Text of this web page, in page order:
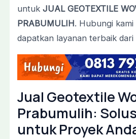
untuk JUAL GEOTEXTILE
PRABUMULIH. Hubungi kami
dapatkan layanan terbaik dari
Jual Geotextile
Prabumulih:
untuk Proyek